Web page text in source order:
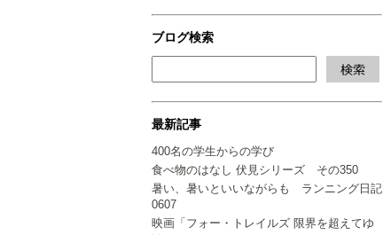
ブログ検索
最新記事
400名の学生からの学び
食べ物のはなし 伏見シリーズ その350
暑い、暑いといいながらも ランニング日記
0607
映画「フォー・トレイルズ 限界を超えてゆ